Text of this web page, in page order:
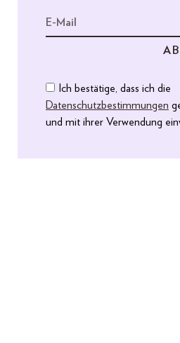
Ich bestätige, dass ich die
Datenschutzbestimmungen
und mit ihrer Verwendung